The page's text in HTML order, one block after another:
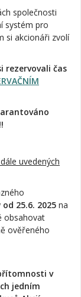
společnosti
systém pro
si akcionáři zvolí
rezervovali čas
uvedených
od 25.6. 2025 na
obsahovat
ověřeného
v
jedním